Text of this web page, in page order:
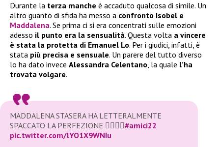
Durante la terza manche è accaduto qualcosa di simile. Un
altro guanto di sfida ha messo a confronto Isobel e
Maddalena. Se prima ci si era concentrati sulle emozioni
adesso il punto era la sensualità. Questa volta a vincere
è stata la protetta di Emanuel Lo. Per i giudici, infatti, è
stata più precisa e sensuale. Un parere del tutto diverso
lo ha dato invece Alessandra Celentano, la quale l’ha
trovata volgare.
MADDALENA STASERA HA LETTERALMENTE
SPACCATO LA PERFEZIONE 🙇‍♀️🙇‍♀️#amici22
pic.twitter.com/lYO1X9WNIu